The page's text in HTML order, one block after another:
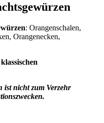
: Orangenschalen,
Orangenecken,
ist nicht zum Verzehr